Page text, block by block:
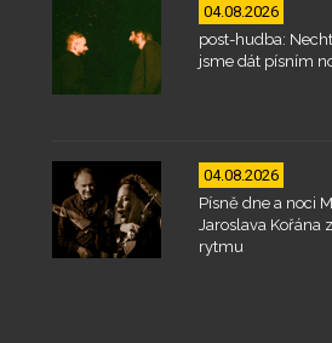
04.08.2026
post-hudba:
jsme dát písním
04.08.2026
Písně dne a noci
Jaroslava Kořána
rytmu